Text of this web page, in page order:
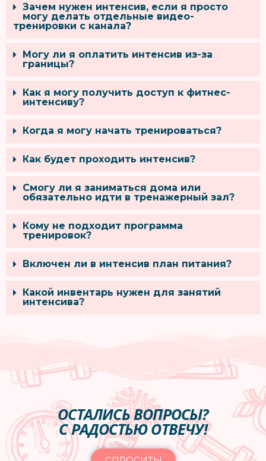
Зачем нужен интенсив, если я просто
могу делать отдельные видео-
тренировки с канала?
Могу ли я оплатить интенсив из-за
границы?
Как я могу получить доступ к фитнес-
интенсиву?
Когда я могу начать тренироваться?
Как будет проходить интенсив?
Смогу ли я заниматься дома или
обязательно идти в тренажерный зал?
Кому не подходит программа
тренировок?
Включен ли в интенсив план питания?
Какой инвентарь нужен для занятий
интенсива?
ОСТАЛИСЬ ВОПРОСЫ?
С РАДОСТЬЮ ОТВЕЧУ!